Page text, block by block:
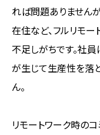
れば問題ありません
在住など、フルリモ
不足しがちです。社
が生じて生産性を落
ん。
リモートワーク時の